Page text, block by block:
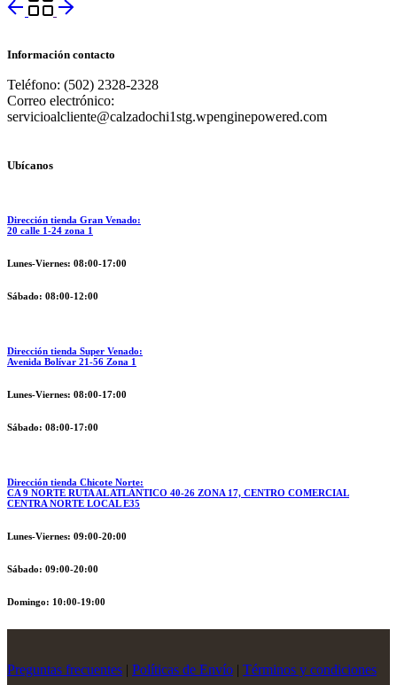
Información contacto
Teléfono: (502) 2328-2328
Correo electrónico:
servicioalcliente@calzadochi1stg.wpenginepowered.com
Ubícanos
Dirección tienda Gran Venado:
20 calle 1-24 zona 1
Lunes-Viernes: 08:00-17:00
Sábado: 08:00-12:00
Dirección tienda Super Venado:
Avenida Bolívar 21-56 Zona 1
Lunes-Viernes: 08:00-17:00
Sábado: 08:00-17:00
Dirección tienda Chicote Norte:
CA 9 NORTE RUTA AL ATLÁNTICO 40-26 ZONA 17, CENTRO COMERCIAL
CENTRA NORTE LOCAL E35
Lunes-Viernes: 09:00-20:00
Sábado: 09:00-20:00
Domingo: 10:00-19:00
Preguntas frecuentes | Políticas de Envío | Términos y condiciones